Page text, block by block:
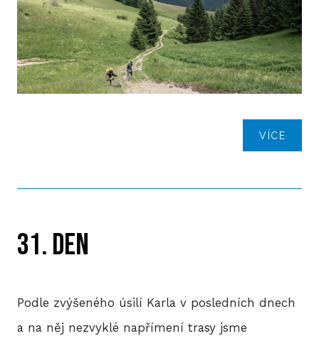
VÍCE
31. den
Podle zvýšeného úsilí Karla v posledních dnech
a na něj nezvyklé napřímení trasy jsme